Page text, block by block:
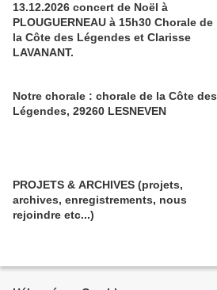
13.12.2026 concert de Noël à
PLOUGUERNEAU à 15h30 Chorale de
la Côte des Légendes et Clarisse
LAVANANT.
Notre chorale : chorale de la Côte des
Légendes, 29260 LESNEVEN
PROJETS & ARCHIVES (projets,
archives, enregistrements, nous
rejoindre etc...)